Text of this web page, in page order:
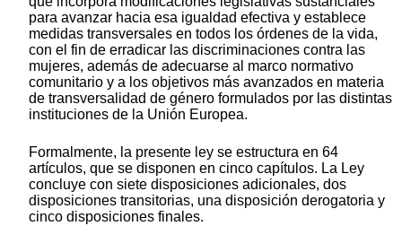
para avanzar hacia esa igualdad efectiva y establece
medidas transversales en todos los órdenes de la vida,
con el fin de erradicar las discriminaciones contra las
mujeres, además de adecuarse al marco normativo
comunitario y a los objetivos más avanzados en materia
de transversalidad de género formulados por las distintas
instituciones de la Unión Europea.
Formalmente, la presente ley se estructura en 64
artículos, que se disponen en cinco capítulos. La Ley
concluye con siete disposiciones adicionales, dos
disposiciones transitorias, una disposición derogatoria y
cinco disposiciones finales.